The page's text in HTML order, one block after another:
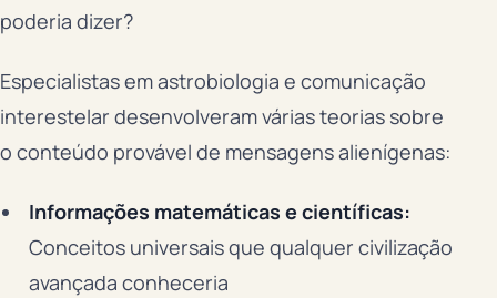
poderia dizer?
Especialistas em astrobiologia e comunicação
interestelar desenvolveram várias teorias sobre
o conteúdo provável de mensagens alienígenas:
Informações matemáticas e científicas:
Conceitos universais que qualquer civilização
avançada conheceria